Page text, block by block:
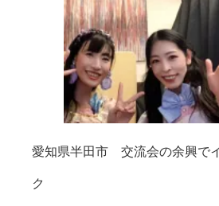
愛知県半田市 交流会の余興で
ク